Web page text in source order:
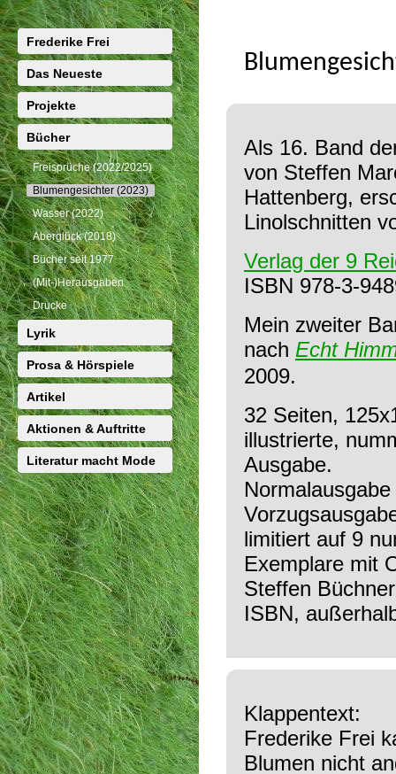
Als 16. Band
von Steffen
Hattenberg,
Linolschnitten
Verlag der 9
ISBN 978-3-
Mein zweiter
nach Echt
2009.
32 Seiten,
illustrierte,
Ausgabe.
limitiert auf 9
Exemplare mit
Steffen
ISBN,
Klappentext:
Frederike Frei
Blumen nicht
Frederike Frei
Das Neueste
Projekte
Bücher
Freisprüche (2022/2025)
Blumengesichter (2023)
Wasser (2022)
Aberglück (2018)
Bücher seit 1977
(Mit-)Herausgaben
Drucke
Lyrik
Prosa & Hörspiele
Artikel
Aktionen & Auftritte
Literatur macht Mode